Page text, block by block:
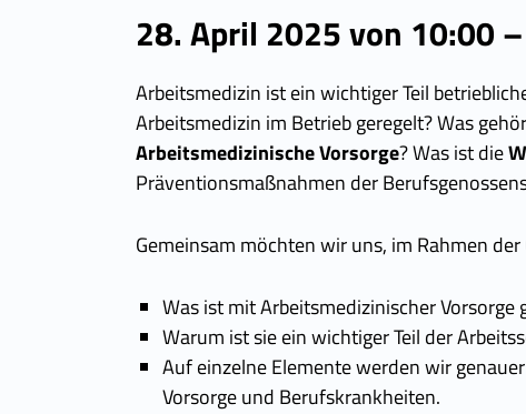
28. April 2025 von 10:00
Arbeitsmedizin ist ein wichtiger Teil
Arbeitsmedizin im Betrieb geregelt? Was
Arbeitsmedizinische Vorsorge? Was ist die
Präventionsmaßnahmen der
Gemeinsam möchten wir uns, im Rahmen
Was ist mit Arbeitsmedizinischer Vorsorge
Warum ist sie ein wichtiger Teil der
Auf einzelne Elemente werden wir
Vorsorge und Berufskrankheiten.